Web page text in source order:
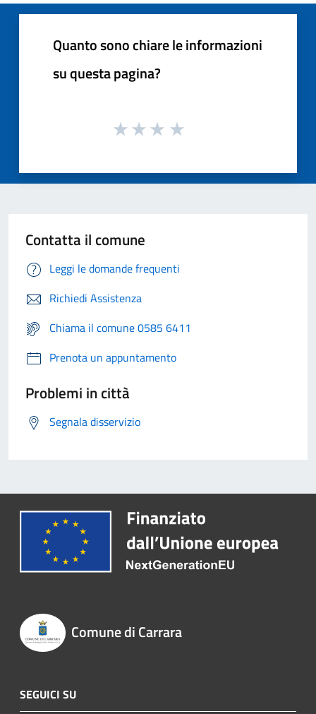
Quanto sono chiare le informazioni
su questa pagina?
Contatta il comune
Leggi le domande frequenti
Richiedi Assistenza
Chiama il comune 0585 6411
Prenota un appuntamento
Problemi in città
Segnala disservizio
Comune di Carrara
SEGUICI SU